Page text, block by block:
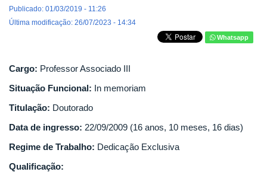
Publicado: 01/03/2019 - 11:26
Última modificação: 26/07/2023 - 14:34
Whatsapp
Cargo: Professor Associado III
Situação Funcional: In memoriam
Titulação: Doutorado
Data de ingresso: 22/09/2009 (16 anos, 10 meses, 16 dias)
Regime de Trabalho: Dedicação Exclusiva
Qualificação: